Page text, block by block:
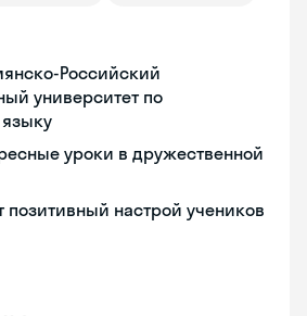
Российский
университет по
уроки в дружественной
позитивный настрой учеников